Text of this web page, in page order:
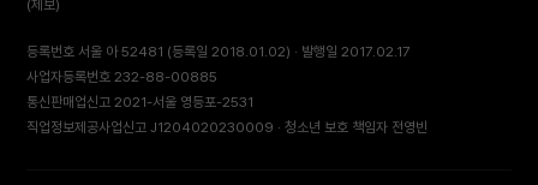
(제보)
등록번호 서울 아 52481 (등록일 2018.01.02) · 발행일 2017.02.17
사업자등록번호 232-88-00885
통신판매업신고 2021-서울 영등포-2531
직업정보제공사업신고 J1204020230009 · 청소년 보호 책임자 전영빈